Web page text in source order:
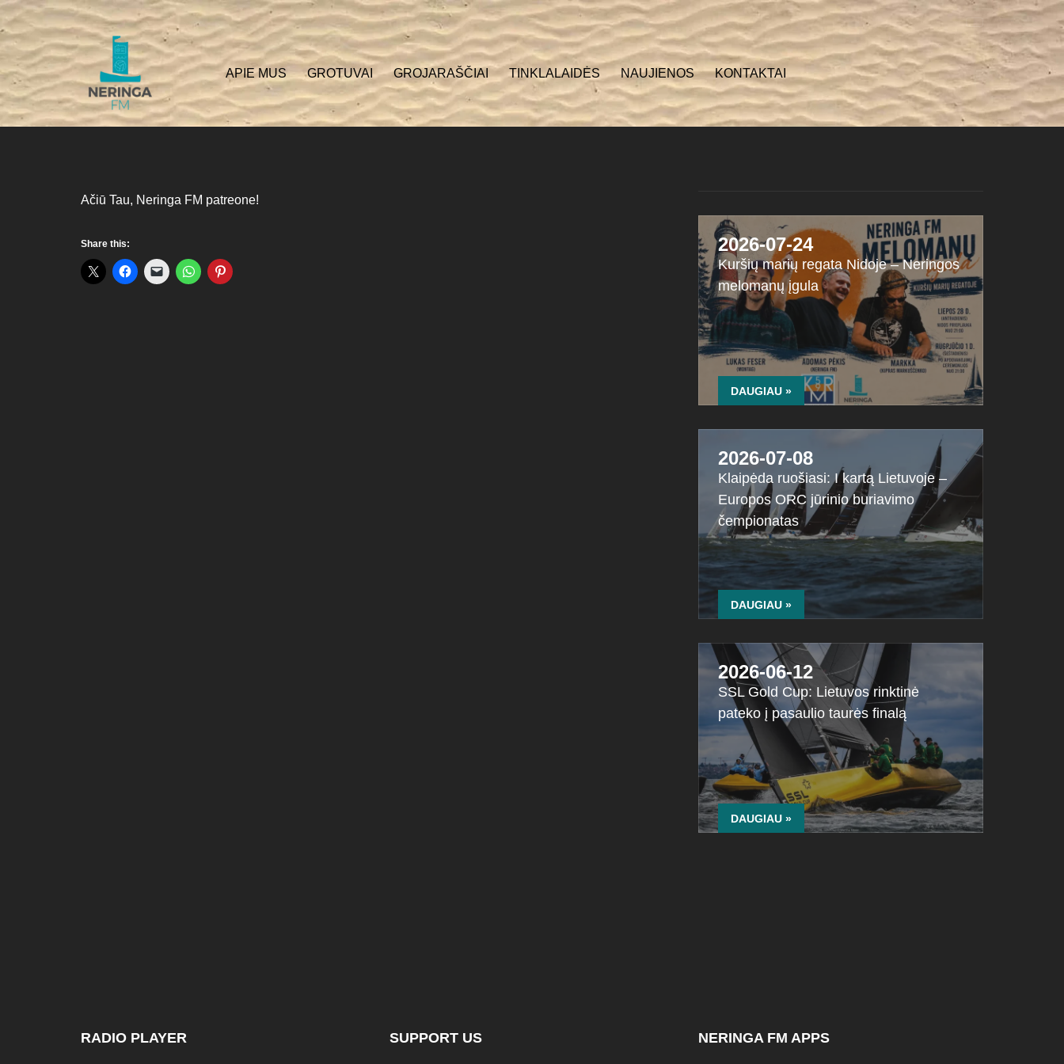
APIE MUS GROTUVAI GROJARAŠČIAI TINKLALAIDĖS NAUJIENOS KONTAKTAI
2026-07-24
Kuršių marių regata Nidoje – Neringos
melomanų įgula
DAUGIAU »
2026-07-08
Klaipėda ruošiasi: I kartą Lietuvoje –
Europos ORC jūrinio buriavimo
čempionatas
DAUGIAU »
2026-06-12
SSL Gold Cup: Lietuvos rinktinė
pateko į pasaulio taurės finalą
DAUGIAU »
Ačiū Tau, Neringa FM patreone!
Share this:
RADIO PLAYER SUPPORT US NERINGA FM APPS